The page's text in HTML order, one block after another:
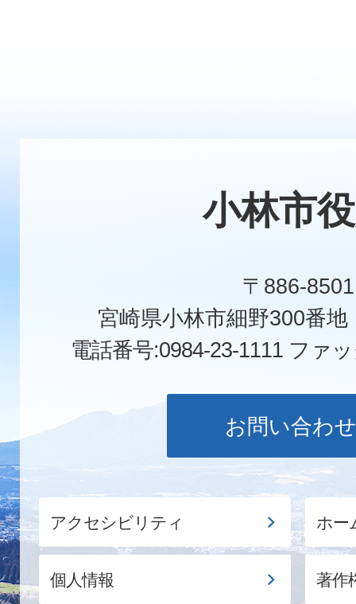
小林市
〒886-8501
宮崎県小林市細野300番
電話番号:0984-23-1111 ファ
お問い合わせ
アクセシビリティ ホー
個人情報 著作